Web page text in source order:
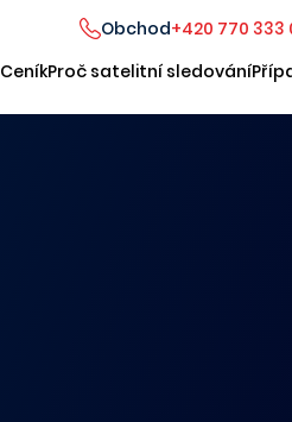
Obchod+420 770 333
CeníkProč satelitní sledování